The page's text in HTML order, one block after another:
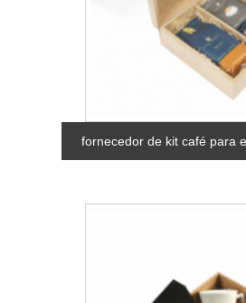
fornecedor de kit café para